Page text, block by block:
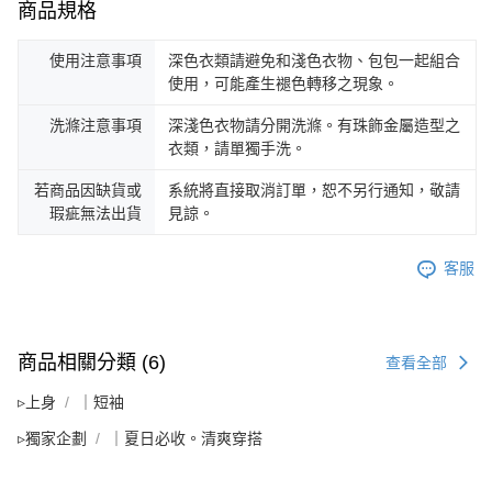
商品規格
使用注意事項
深色衣類請避免和淺色衣物、包包一起組合
使用，可能產生褪色轉移之現象。
洗滌注意事項
深淺色衣物請分開洗滌。有珠飾金屬造型之
衣類，請單獨手洗。
若商品因缺貨或
瑕疵無法出貨
系統將直接取消訂單，恕不另行通知，敬請
見諒。
客服
商品相關分類 (6) 查看全部
▹上身 ｜短袖
▹獨家企劃 ｜夏日必收。清爽穿搭